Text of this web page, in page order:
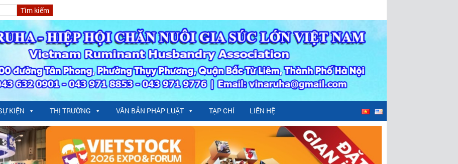
KIỆN THỊ TRƯỜNG VĂN BẢN PHÁP LUẬT TẠP CHÍ LIÊN HỆ